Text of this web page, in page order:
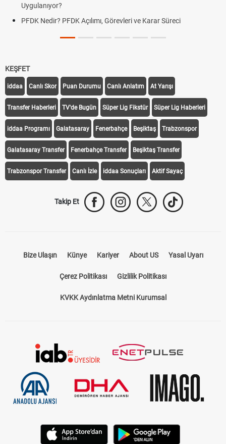
Uygulanıyor?
PFDK Nedir? PFDK Açılımı, Görevleri ve Karar Süreci
KEŞFET
iddaa Canlı Skor Puan Durumu Canlı Anlatım At Yarışı
Transfer Haberleri TV'de Bugün Süper Lig Fikstür Süper Lig Haberleri
iddaa Programı Galatasaray Fenerbahçe Beşiktaş Trabzonspor
Galatasaray Transfer Fenerbahçe Transfer Beşiktaş Transfer
Trabzonspor Transfer Canlı İzle iddaa Sonuçları Aktif Sayaç
Takip Et
Bize Ulaşın Künye Kariyer About US Yasal Uyarı
Çerez Politikası Gizlilik Politikası
KVKK Aydınlatma Metni Kurumsal